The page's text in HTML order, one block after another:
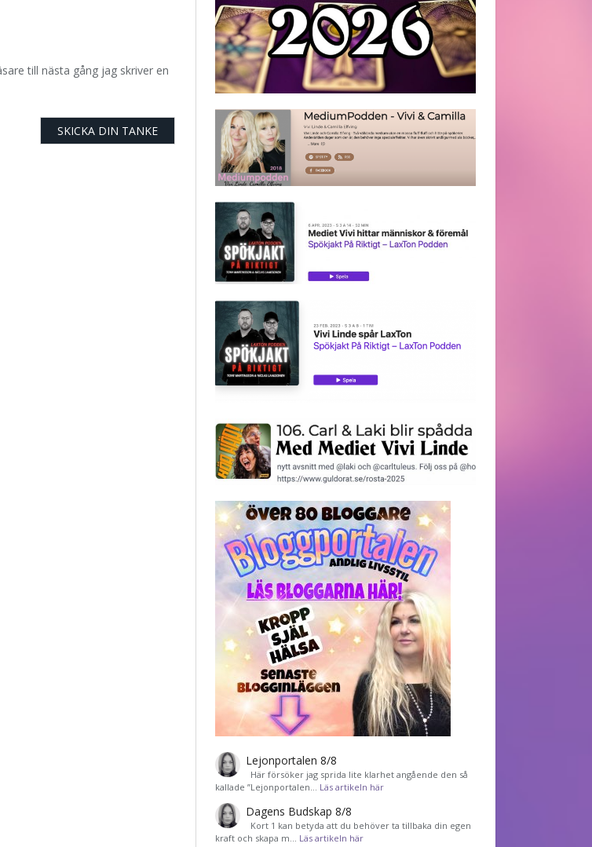
till nästa gång jag skriver en
Lejonportalen 8/8
Här försöker jag sprida lite klarhet angående den så
kallade ”Lejonportalen… Läs artikeln här
Dagens Budskap 8/8
Kort 1 kan betyda att du behöver ta tillbaka din egen
kraft och skapa m… Läs artikeln här